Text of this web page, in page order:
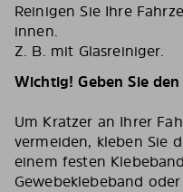
Reinigen Sie Ihre
innen.
Z. B. mit Glasreiniger.
Wichtig! Geben Sie
Um Kratzer an Ihrer
vermeiden, kleben Sie
einem festen
Gewebeklebeband